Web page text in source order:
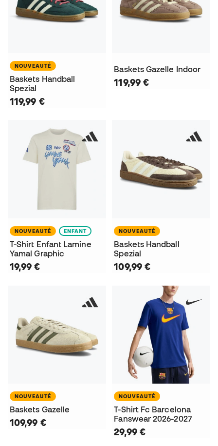
NOUVEAUTÉ
Baskets Handball
Spezial
119,99 €
Baskets Gazelle Indoor
119,99 €
NOUVEAUTÉ ENFANT
T-Shirt Enfant Lamine
Yamal Graphic
19,99 €
NOUVEAUTÉ
Baskets Handball
Spezial
109,99 €
NOUVEAUTÉ
Baskets Gazelle
109,99 €
NOUVEAUTÉ
T-Shirt Fc Barcelona
Fanswear 2026-2027
29,99 €